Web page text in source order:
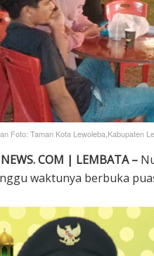
Foto: Taman Kota Lewoleba,Kabupaten
COM | LEMBATA –
waktunya berbuka